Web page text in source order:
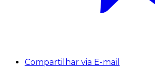
Compartilhar via E-mail